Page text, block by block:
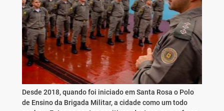
Desde 2018, quando foi iniciado em Santa Rosa o Polo
de Ensino da Brigada Militar, a cidade como um todo